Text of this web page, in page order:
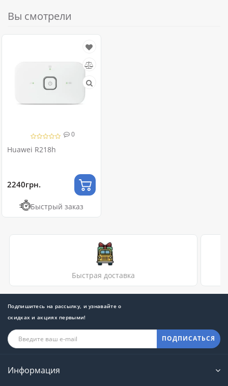
Вы смотрели
0
Huawei R218h
2240грн.
Быстрый заказ
Быстрая доставка
Подпишитесь на рассылку, и узнавайте о
скидках и акциях первыми!
ПОДПИСАТЬСЯ
Информация